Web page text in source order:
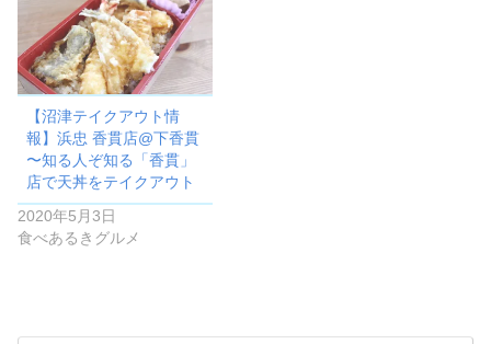
【沼津テイクアウト情
報】浜忠 香貫店@下香貫
〜知る人ぞ知る「香貫」
店で天丼をテイクアウト
2020年5月3日
食べあるきグルメ